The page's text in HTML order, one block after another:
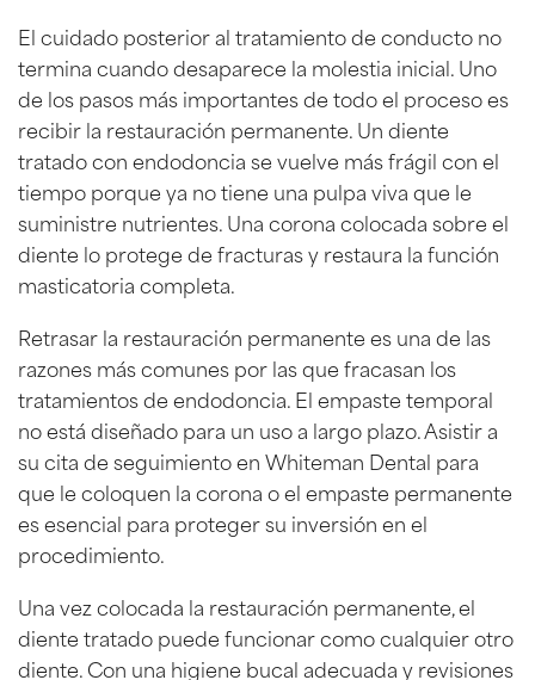
El cuidado posterior al tratamiento de conducto no
termina cuando desaparece la molestia inicial. Uno
de los pasos más importantes de todo el proceso es
recibir la restauración permanente. Un diente
tratado con endodoncia se vuelve más frágil con el
tiempo porque ya no tiene una pulpa viva que le
suministre nutrientes. Una corona colocada sobre el
diente lo protege de fracturas y restaura la función
masticatoria completa.
Retrasar la restauración permanente es una de las
razones más comunes por las que fracasan los
tratamientos de endodoncia. El empaste temporal
no está diseñado para un uso a largo plazo. Asistir a
su cita de seguimiento en Whiteman Dental para
que le coloquen la corona o el empaste permanente
es esencial para proteger su inversión en el
procedimiento.
Una vez colocada la restauración permanente, el
diente tratado puede funcionar como cualquier otro
diente. Con una higiene bucal adecuada y revisiones